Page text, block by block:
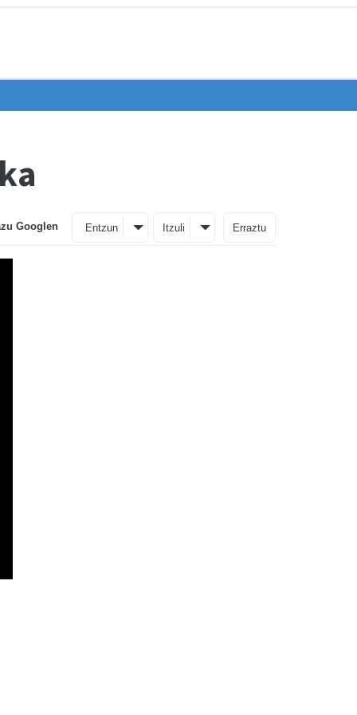
Googlen Entzun Itzuli Erraztu